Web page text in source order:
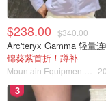
$238.00 $340.00
锦葵紫首折！蹲补
3